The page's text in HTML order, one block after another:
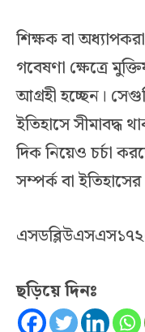
শিক্ষক বা
গবেষণা ক্ষেত্রে
আগ্রহী হচ্ছেন।
ইতিহাসে সীমাবদ্ধ
দিক নিয়েও চর্চা
সম্পর্ক বা
ছড়িয়ে দিনঃ